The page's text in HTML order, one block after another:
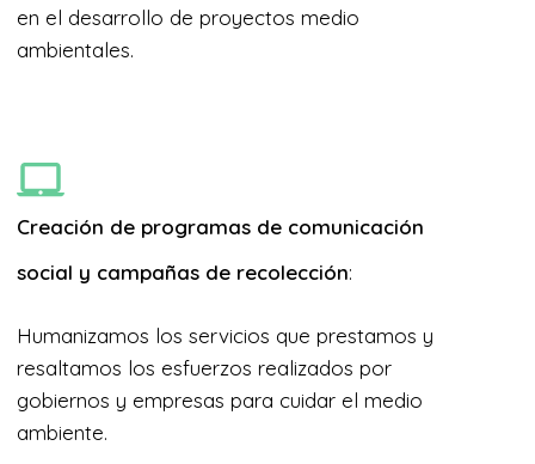
en el desarrollo de proyectos medio
ambientales.
Creación de programas de comunicación
social y campañas de recolección:
Humanizamos los servicios que prestamos y
resaltamos los esfuerzos realizados por
gobiernos y empresas para cuidar el medio
ambiente.